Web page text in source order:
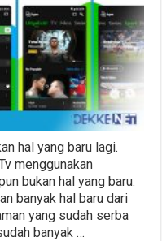
Nonton
Tv
Di
Android
hal yang baru lagi.
menggunakan
bukan hal yang baru.
banyak hal baru dari
yang sudah serba
banyak …